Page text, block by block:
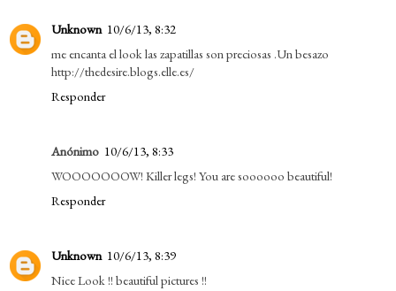
Unknown 10/6/13, 8:32
me encanta el look las zapatillas son preciosas .Un besazo
http://thedesire.blogs.elle.es/
Responder
Anónimo 10/6/13, 8:33
WOOOOOOOW! Killer legs! You are soooooo beautiful!
Responder
Unknown 10/6/13, 8:39
Nice Look !! beautiful pictures !!